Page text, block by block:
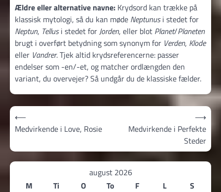
Ældre eller alternative navne: Krydsord kan trække på
klassisk mytologi, så du kan møde Neptunusi stedet for
Neptun, Tellusi stedet for Jorden, eller blot Planet/Planeten
brugt i overført betydning som synonym for Verden, Klode
eller Vandrer. Tjek altid krydsreferencerne: passer
endelser som -en/-et, og matcher ordlængden den
variant, du overvejer? Så undgår du de klassiske fælder.
Indlægsnavigation
⟵
Medvirkende i Love, Rosie
Medvirkende i Perfekte
Steder
⟶
august 2026
M
Ti O To F L S